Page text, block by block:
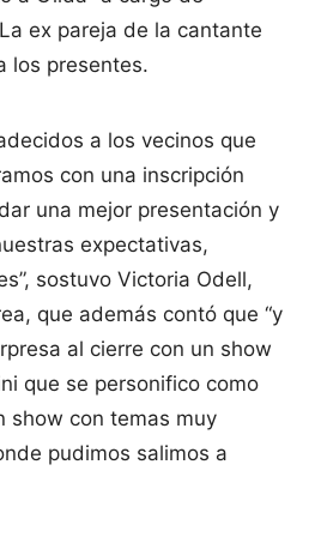
ex pareja de la cantante
los presentes.
a los vecinos que
con una inscripción
una mejor presentación y
expectativas,
sostuvo Victoria Odell,
que además contó que “y
al cierre con un show
que se personifico como
show con temas muy
pudimos salimos a